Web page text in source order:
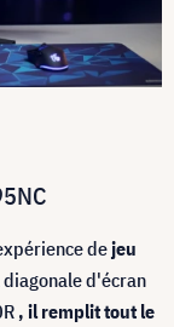
dejeu
d'écran
, il remplit tout le